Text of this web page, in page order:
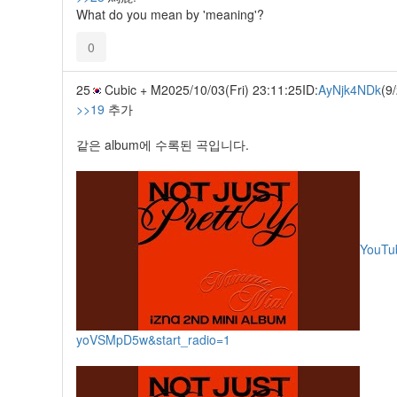
What do you mean by 'meaning'?
0
25 Cubic + M2025/10/03(Fri) 23:11:25ID:AyNjk4NDk
>>19 추가
같은 album에 수록된 곡입니다.
yoVSMpD5w&start_radio=1